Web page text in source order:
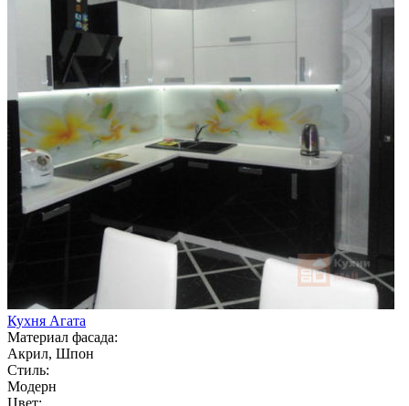
Кухня Агата
Материал фасада:
Акрил, Шпон
Стиль:
Модерн
Цвет: